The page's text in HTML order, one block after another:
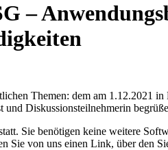
–
Themen: dem am 1.12.2021
und Diskussionsteilnehmerin
Sie benötigen keine weitere
Sie von uns einen Link, über den